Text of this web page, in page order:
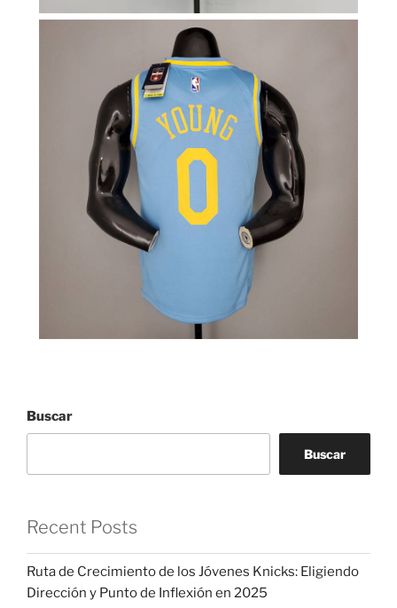
Buscar
Buscar
Recent Posts
Ruta de Crecimiento de los Jóvenes Knicks: Eligiendo
Dirección y Punto de Inflexión en 2025